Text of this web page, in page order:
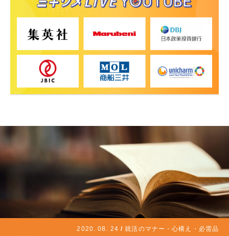
2020. 08. 24 就活のマナー・心構え・必需品